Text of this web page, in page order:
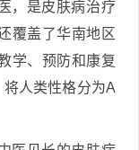
，是皮肤病治疗
覆盖了华南地区
学、预防和康复
人类性格分为A